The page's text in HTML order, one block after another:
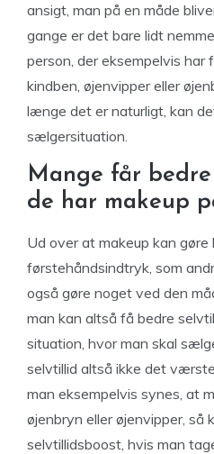
ansigt, man på en måde
gange er det bare lidt
person, der eksempelvis
kindben, øjenvipper eller
længe det er naturligt, kan
sælgersituation.
Mange får
de har makeup
Ud over at makeup kan
førstehåndsindtryk, som
også gøre noget ved den
man kan altså få bedre
situation, hvor man skal
selvtillid altså ikke det
man eksempelvis synes, at
øjenbryn eller øjenvipper, så
selvtillidsboost, hvis man